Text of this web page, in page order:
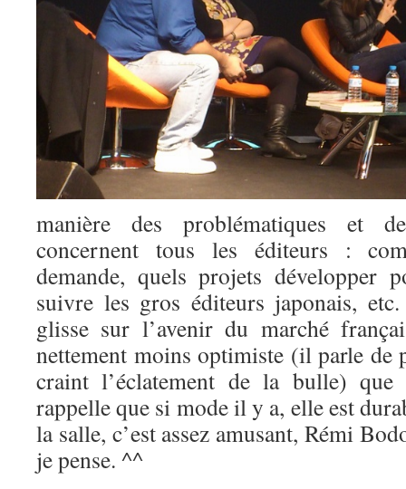
manière des problématiques et
concernent tous les éditeurs :
demande, quels projets développer
suivre les gros éditeurs japonais,
glisse sur l’avenir du marché
nettement moins optimiste (il parle de
craint l’éclatement de la bulle)
rappelle que si mode il y a, elle est
la salle, c’est assez amusant, Rémi
je pense. ^^